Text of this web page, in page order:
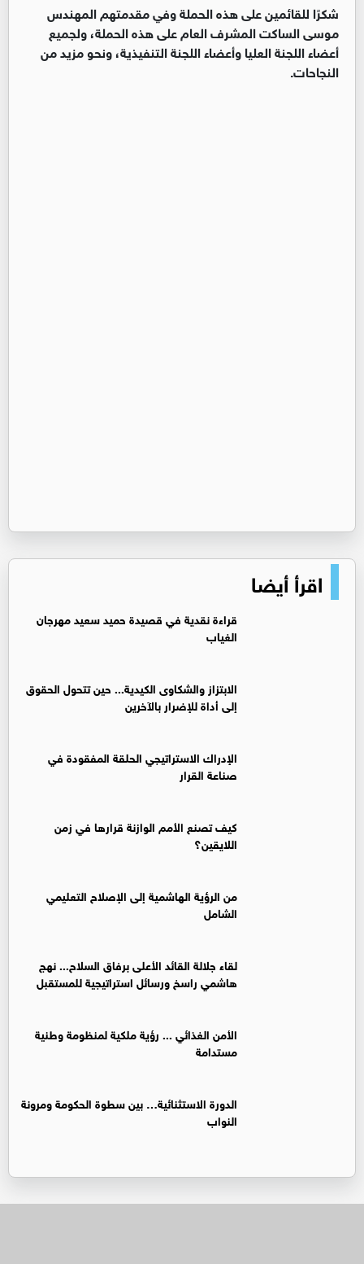
شكرًا للقائمين على هذه الحملة وفي مقدمتهم المهندس
موسى الساكت المشرف العام على هذه الحملة، ولجميع
أعضاء اللجنة العليا وأعضاء اللجنة التنفيذية، ونحو مزيد من
النجاحات.
اقرأ أيضا
قراءة نقدية في قصيدة حميد سعيد مهرجان
الغياب
الابتزاز والشكاوى الكيدية... حين تتحول الحقوق
إلى أداة للإضرار بالآخرين
الإدراك الاستراتيجي الحلقة المفقودة في
صناعة القرار
كيف تصنع الأمم الوازنة قرارها في زمن
اللايقين؟
من الرؤية الهاشمية إلى الإصلاح التعليمي
الشامل
لقاء جلالة القائد الأعلى برفاق السلاح... نهج
هاشمي راسخ ورسائل استراتيجية للمستقبل
الأمن الغذائي ... رؤية ملكية لمنظومة وطنية
مستدامة
الدورة الاستثنائية… بين سطوة الحكومة ومرونة
النواب